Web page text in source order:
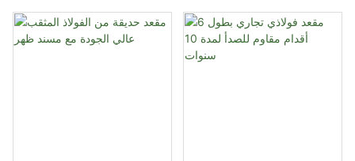
(FW65) مناسب للحدائق
والساحات